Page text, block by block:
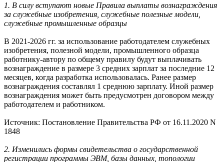
1. В силу вступают новые Правила выплаты вознаграждения
за служебные изобретения, служебные полезные модели,
служебные промышленные образцы
В 2021-2026 гг. за использование работодателем служебных
изобретения, полезной модели, промышленного образца
работнику-автору по общему правилу будут выплачивать
вознаграждение в размере 3 средних зарплат за последние 12
месяцев, когда разработка использовалась. Ранее размер
вознаграждения составлял 1 среднюю зарплату. Иной размер
вознаграждения может быть предусмотрен договором между
работодателем и работником.
Источник: Постановление Правительства РФ от 16.11.2020 N
1848
2. Изменились формы свидетельства о государственной
регистрации программы ЭВМ, базы данных, топологии